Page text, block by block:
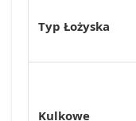
Typ Łożyska
Kulkowe